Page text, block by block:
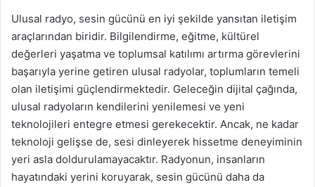
Ulusal radyo, sesin gücünü en iyi şekilde yansıtan iletişim
araçlarından biridir. Bilgilendirme, eğitme, kültürel
değerleri yaşatma ve toplumsal katılımı artırma görevlerini
başarıyla yerine getiren ulusal radyolar, toplumların temeli
olan iletişimi güçlendirmektedir. Geleceğin dijital çağında,
ulusal radyoların kendilerini yenilemesi ve yeni
teknolojileri entegre etmesi gerekecektir. Ancak, ne kadar
teknoloji gelişse de, sesi dinleyerek hissetme deneyiminin
yeri asla doldurulamayacaktır. Radyonun, insanların
hayatındaki yerini koruyarak, sesin gücünü daha da